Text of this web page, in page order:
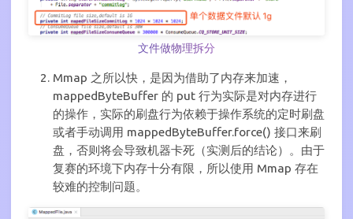
文件做物理拆分
Mmap 之所以快，是因为借助了内存来加速，
mappedByteBuffer 的 put 行为实际是对内存进行
的操作，实际的刷盘行为依赖于操作系统的定时刷盘
或者手动调用 mappedByteBuffer.force() 接口来刷
盘，否则将会导致机器卡死（实测后的结论）。由于
复赛的环境下内存十分有限，所以使用 Mmap 存在
较难的控制问题。